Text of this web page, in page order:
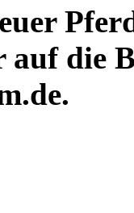
auf die